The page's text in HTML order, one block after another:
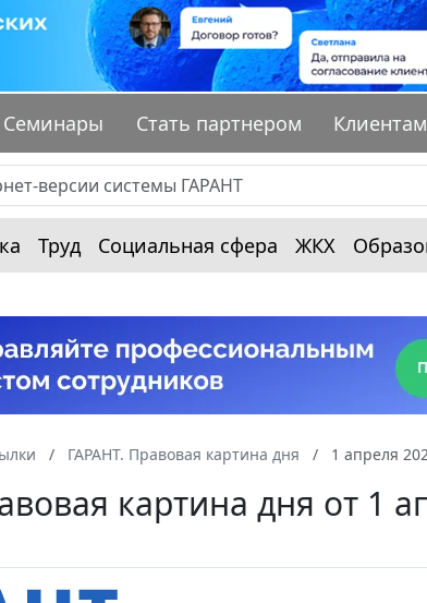
Семинары Стать партнером Клиентам
Труд Социальная сфера ЖКХ
ГАРАНТ. Правовая картина дня 1 апреля
картина дня от 1